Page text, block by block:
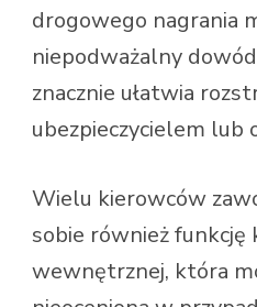
drogowego nagrania
niepodważalny
znacznie ułatwia
ubezpieczycielem lub
Wielu kierowców
sobie również funkcję
wewnętrznej, która